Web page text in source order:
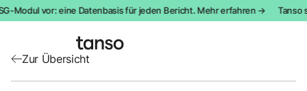
Modul vor: eine Datenbasis für jeden Bericht. Mehr erfahren → Tanso
Zur Übersicht